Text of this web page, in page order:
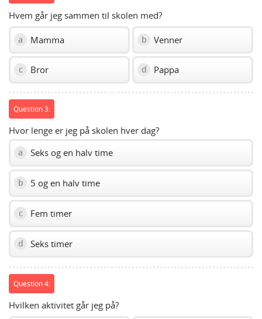
Hvem går jeg sammen til skolen med?
a Mamma b Venner
c Bror d Pappa
Question 3:
Hvor lenge er jeg på skolen hver dag?
a Seks og en halv time
b 5 og en halv time
c Fem timer
d Seks timer
Question 4:
Hvilken aktivitet går jeg på?